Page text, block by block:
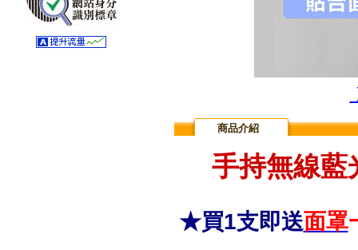
商品介紹
手持無線藍
★買1支即送面罩